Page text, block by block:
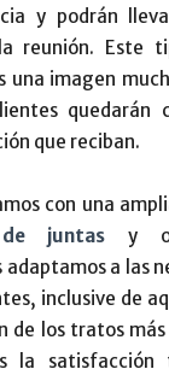
y podrán
reunión. Este
una imagen
quedarán
que reciban.
con una
juntas y
adaptamos a las
inclusive de
de los tratos
la